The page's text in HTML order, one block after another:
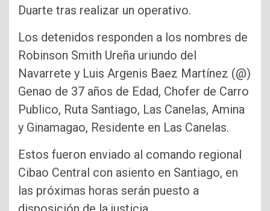
Duarte tras realizar un operativo.
Los detenidos responden a los nombres de
Robinson Smith Ureña uriundo del
Navarrete y Luis Argenis Baez Martínez (@)
Genao de 37 años de Edad, Chofer de Carro
Publico, Ruta Santiago, Las Canelas, Amina
y Ginamagao, Residente en Las Canelas.
Estos fueron enviado al comando regional
Cibao Central con asiento en Santiago, en
las próximas horas serán puesto a